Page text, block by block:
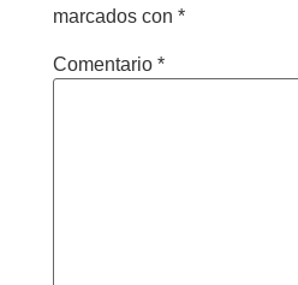
marcados con *
Comentario *